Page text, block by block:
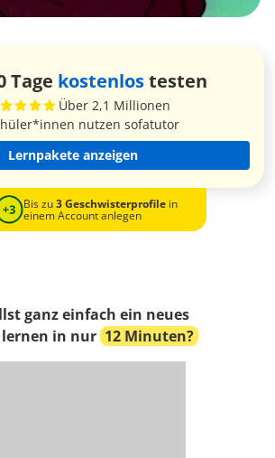
Tage kostenlostesten
Über 2,1 Millionen
nutzen sofatutor
Lernpakete anzeigen
Bis zu3 Geschwisterprofilein
einem Account anlegen
ganz einfach ein neues
lernen in nur 12 Minuten?